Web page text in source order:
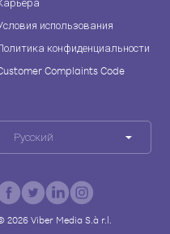
использования
конфиденциальности
Complaints Code
Русский
2026Viber Media S.à r.l.